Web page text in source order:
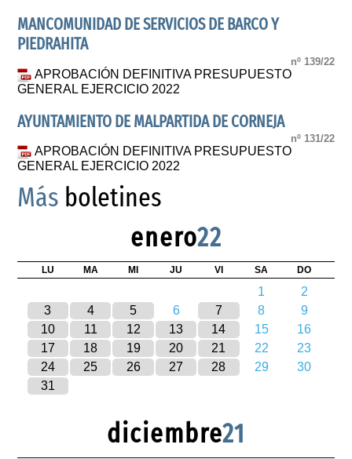
MANCOMUNIDAD DE SERVICIOS DE BARCO Y
PIEDRAHITA
nº 139/22
APROBACIÓN DEFINITIVA PRESUPUESTO
GENERAL EJERCICIO 2022
AYUNTAMIENTO DE MALPARTIDA DE CORNEJA
nº 131/22
APROBACIÓN DEFINITIVA PRESUPUESTO
GENERAL EJERCICIO 2022
Más boletines
enero22
LU MA MI JU VI SA DO
1
2
3
4 5 6 7 8
9
10
11 12 13 14 15
16
17
18 19 20 21 22
23
24
25 26 27 28 29
30
31
diciembre21